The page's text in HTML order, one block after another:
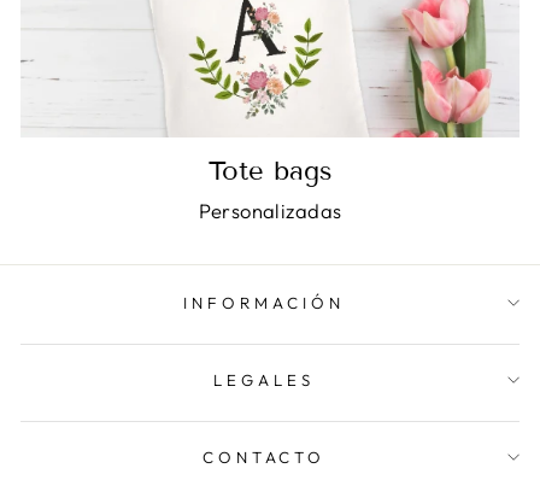
Tote bags
Personalizadas
INFORMACIÓN
LEGALES
CONTACTO